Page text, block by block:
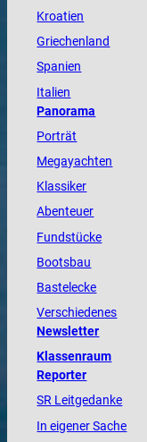
Kroatien
Griechenland
Spanien
Italien
Panorama
Porträt
Megayachten
Klassiker
Abenteuer
Fundstücke
Bootsbau
Bastelecke
Verschiedenes
Newsletter
Klassenraum
Reporter
SR Leitgedanke
In eigener Sache